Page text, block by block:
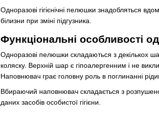
Одноразові гігієнічні пелюшки знадобляться
білизни при зміні підгузника.
Функціональні особливості
Одноразові пелюшки складаються з декількох
коляску. Верхній шар є гіпоалергенним і не
Наповнювач грає головну роль в поглинанні
Вбираючий наповнювач складається з
даних засобів особистої гігієни.